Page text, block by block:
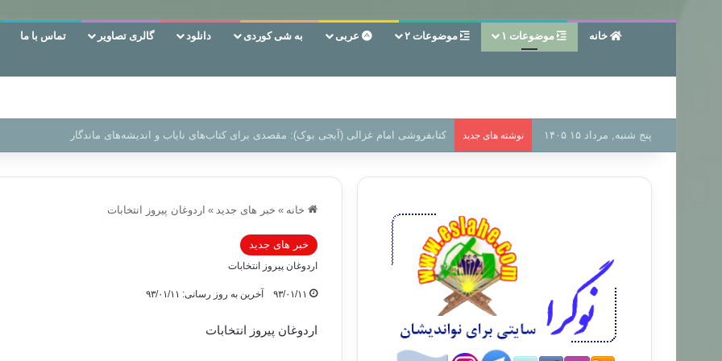
خانه موضوعات ۱ موضوعات ۲ عربی به شی کوردی دانلود گالری تصاویر تماس با ما
پنج شنبه, مرداد ۱۵ ۱۴۰۵ نوشته های جدید سر دفتر فساد در زمین‌، دوری وکناره‌گیری از راه خداست‌!
خانه » خبر های جدید » اردوغان پیروز انتخابات
خبر های جدید
اردوغان پیروز انتخابات
۹۳/۰۱/۱۱ آخرین به روز رسانی: ۹۳/۰۱/۱۱
اردوغان پیروز انتخابات